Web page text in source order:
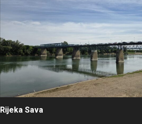
Rijeka Sava